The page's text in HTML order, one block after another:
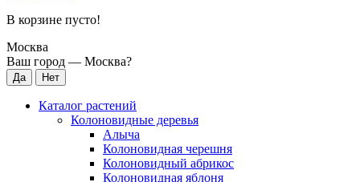
В корзине пусто!
Москва
Ваш город — Москва?
Каталог растений
Колоновидные деревья
Алыча
Колоновидная черешня
Колоновидный абрикос
Колоновидная яблоня